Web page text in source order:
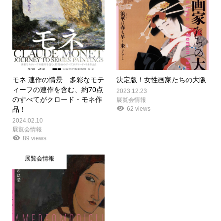
モネ 連作の情景 多彩なモテ
ィーフの連作を含む、約70点
のすべてがクロード・モネ作
品！
2024.02.10
展覧会情報
89 views
決定版！女性画家たちの大阪
2023.12.23
展覧会情報
62 views
展覧会情報